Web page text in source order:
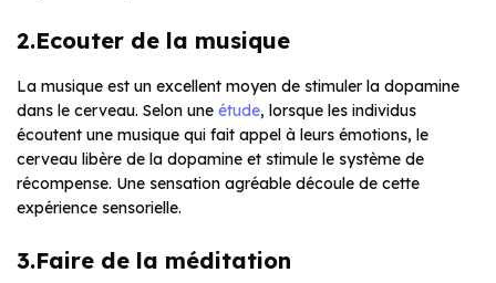
2.Ecouter de la musique
La musique est un excellent moyen de stimuler la dopamine
dans le cerveau. Selon une étude, lorsque les individus
écoutent une musique qui fait appel à leurs émotions, le
cerveau libère de la dopamine et stimule le système de
récompense. Une sensation agréable découle de cette
expérience sensorielle.
3.Faire de la méditation